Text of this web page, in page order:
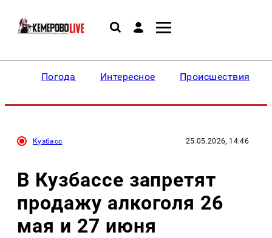
Погода Интересное Происшествия
Кузбасс 25.05.2026, 14:46
В Кузбассе запретят
продажу алкоголя 26
мая и 27 июня